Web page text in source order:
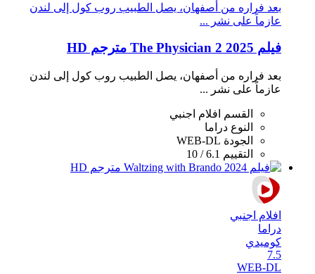
بعد فراره من أصفهان، يصل الطبيب روب كول إلى لندن
عازماً على نشر ...
فيلم The Physician 2 2025 مترجم HD
بعد فراره من أصفهان، يصل الطبيب روب كول إلى لندن
عازماً على نشر ...
القسم
افلام اجنبي
النوع دراما
الجودة WEB-DL
التقييم 6.1 / 10
افلام اجنبي
دراما
كوميدي
7.5
WEB-DL